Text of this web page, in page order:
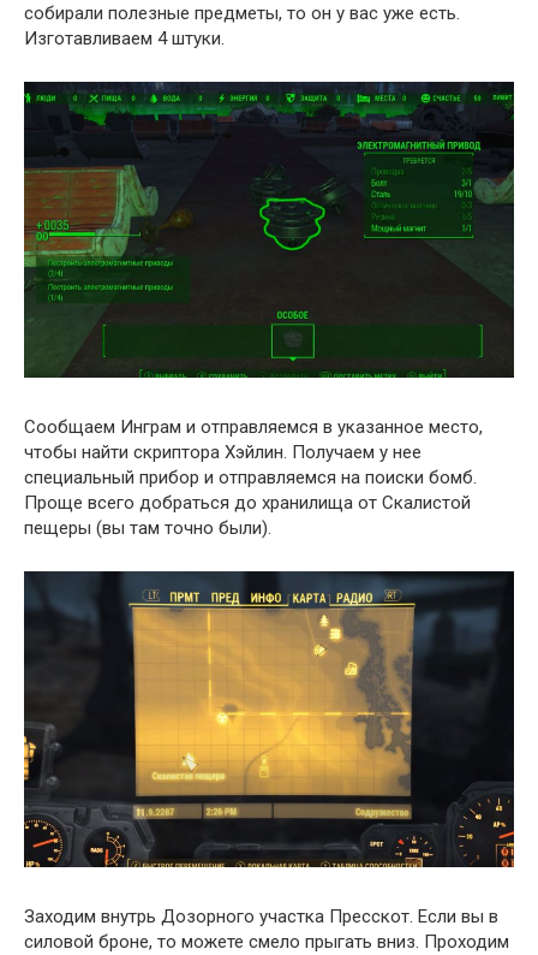
собирали полезные предметы, то он у вас уже есть.
Изготавливаем 4 штуки.
Сообщаем Инграм и отправляемся в указанное место,
чтобы найти скриптора Хэйлин. Получаем у нее
специальный прибор и отправляемся на поиски бомб.
Проще всего добраться до хранилища от Скалистой
пещеры (вы там точно были).
Заходим внутрь Дозорного участка Пресскот. Если вы в
силовой броне, то можете смело прыгать вниз. Проходим